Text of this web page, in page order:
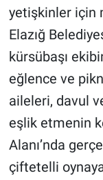
yetişkinler için
Elazığ
kürsübaşı
eğlence ve
aileleri, davul
eşlik etmenin
Alanı’nda
çiftetelli